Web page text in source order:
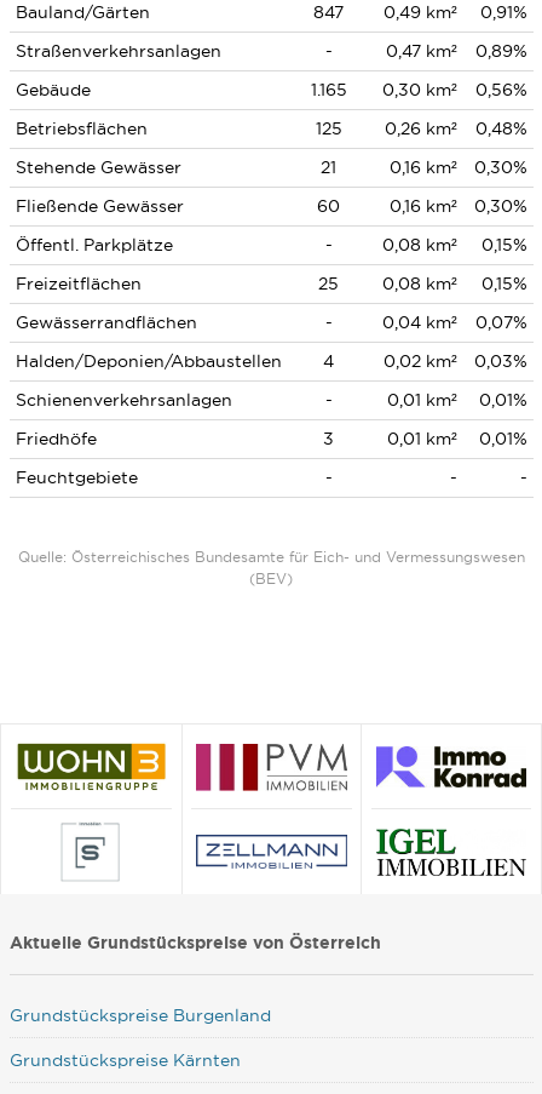
Bauland/Gärten 847 0,49 km²
0,91%
Straßenverkehrsanlagen
- 0,47 km²
0,89%
Gebäude
1.165 0,30 km²
0,56%
Betriebsflächen
125 0,26 km²
0,48%
Stehende Gewässer
21 0,16 km²
0,30%
Fließende Gewässer
60 0,16 km²
0,30%
Öffentl. Parkplätze
- 0,08 km²
0,15%
Freizeitflächen
25 0,08 km²
0,15%
Gewässerrandflächen
- 0,04 km²
0,07%
Halden/Deponien/Abbaustellen
4 0,02 km²
0,03%
Schienenverkehrsanlagen
- 0,01 km²
0,01%
Friedhöfe
3 0,01 km²
0,01%
Feuchtgebiete
- - -
Quelle: Österreichisches Bundesamte für Eich- und Vermessungswesen
(BEV)
Aktuelle Grundstückspreise von Österreich
Grundstückspreise Burgenland
Grundstückspreise Kärnten